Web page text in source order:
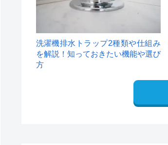
洗濯機排水トラップ2種類や仕組み
を解説！知っておきたい機能や選び
方